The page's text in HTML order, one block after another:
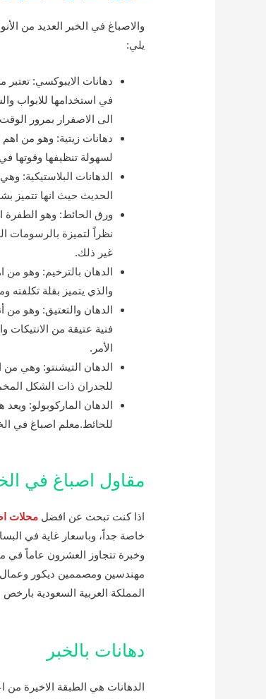
والاصباغ في الخبر العديد من
يلي:
دهانات الايبوكسي:
في استخدامها للابواب
الى الاصفرار بمرور
دهانات زيتية: وهو من اهم
لسهولة تنظيفها وقوتها
الدهانات البلاستيكية:
الحديث حيث انها تتميز
ورق الحائط: وهو الطفرة
غير ذلك.
الدهان بالترخيم: وهو من
والذي يتميز بقلة تكلفته
الدهان والتعتيق: وهو من
فنية عتيقة من
الأمر.
الدهان التيشنتو: وهي من
للجدران ذات الشكل
الدهان الماركوبولو:
للحائط.معلم اصباغ في
مقاول اصباغ في
اذا كنت تبحث عن افضل محلات
خاصة جداً، وباسعار غاية في
وخبرة تتجاوز العشرون عاماً في
مهندسين ومصممين ديكور
المملكة العربية السعودية بارخص
دهانات بالخبر
الدهانات هي الطبقة الاخيرة من